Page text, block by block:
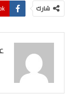
شارك